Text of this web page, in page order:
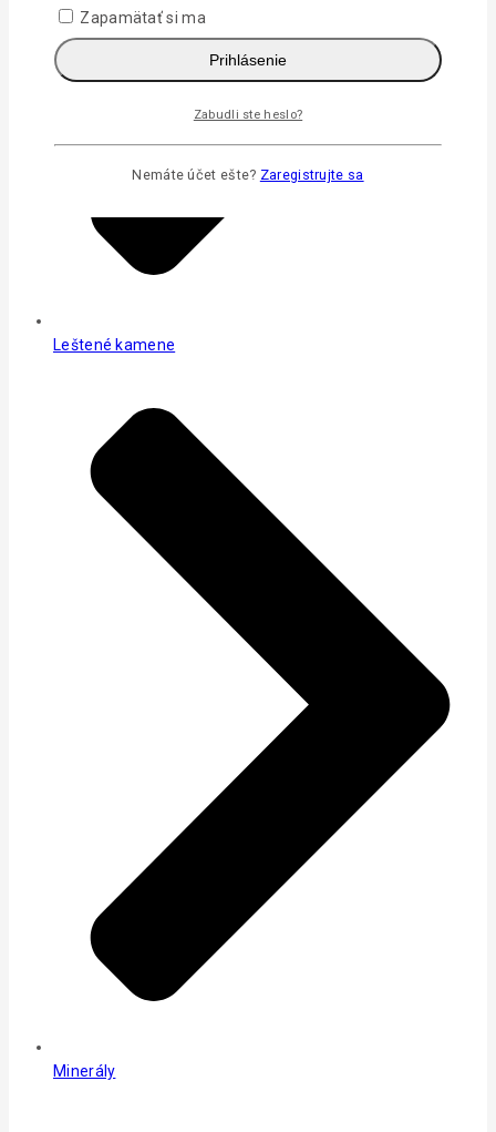
Leštené kamene
Minerály
Zapamätať si ma
Prihlásenie
Zabudli ste heslo?
Nemáte účet ešte? Zaregistrujte sa